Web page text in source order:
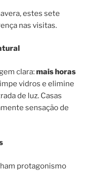
estes sete
nas visitas.
clara:mais horas
vidros e elimine
de luz. Casas
sensação de
protagonismo